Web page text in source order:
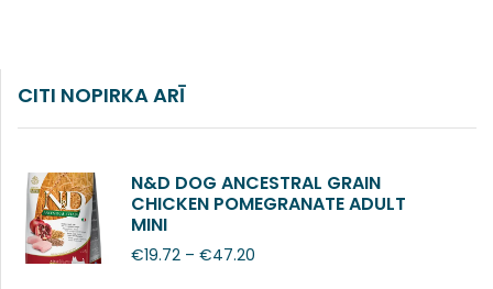
CITI NOPIRKA ARĪ
N&D DOG ANCESTRAL GRAIN
CHICKEN POMEGRANATE ADULT
MINI
€19.72 – €47.20